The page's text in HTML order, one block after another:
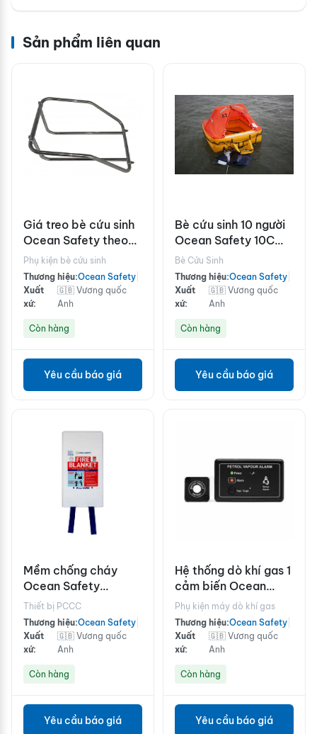
Sản phẩm liên quan
Giá treo bè cứu sinh
Ocean Safety theo
chiều dọc
Phụ kiện bè cứu sinh
Thương hiệu:Ocean Safety
Xuất
xứ:
🇬🇧 Vương quốc
Anh
Còn hàng
Yêu cầu báo giá
Bè cứu sinh 10 người
Ocean Safety 10C
chuẩn ISO9650 dưới
24h
Bè Cứu Sinh
Thương hiệu:Ocean Safety
Xuất
xứ:
🇬🇧 Vương quốc
Anh
Còn hàng
Yêu cầu báo giá
Mềm chống cháy
Ocean Safety
1.8x1.2m
Thiết bị PCCC
Thương hiệu:Ocean Safety
Xuất
xứ:
🇬🇧 Vương quốc
Anh
Còn hàng
Yêu cầu báo giá
Hệ thống dò khí gas 1
cảm biến Ocean
Safety PETROL
WG100-P
Phụ kiện máy dò khí gas
Thương hiệu:Ocean Safety
Xuất
xứ:
🇬🇧 Vương quốc
Anh
Còn hàng
Yêu cầu báo giá